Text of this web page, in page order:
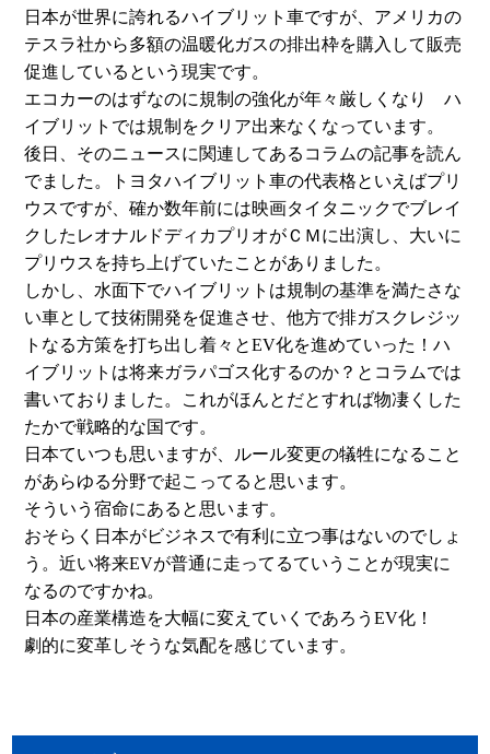
日本が世界に誇れるハイブリット車ですが、アメリカの
テスラ社から多額の温暖化ガスの排出枠を購入して販売
促進しているという現実です。
エコカーのはずなのに規制の強化が年々厳しくなり ハ
イブリットでは規制をクリア出来なくなっています。
後日、そのニュースに関連してあるコラムの記事を読ん
でました。トヨタハイブリット車の代表格といえばプリ
ウスですが、確か数年前には映画タイタニックでブレイ
クしたレオナルドディカプリオがＣＭに出演し、大いに
プリウスを持ち上げていたことがありました。
しかし、水面下でハイブリットは規制の基準を満たさな
い車として技術開発を促進させ、他方で排ガスクレジッ
トなる方策を打ち出し着々とEV化を進めていった！ハ
イブリットは将来ガラパゴス化するのか？とコラムでは
書いておりました。これがほんとだとすれば物凄くした
たかで戦略的な国です。
日本ていつも思いますが、ルール変更の犠牲になること
があらゆる分野で起こってると思います。
そういう宿命にあると思います。
おそらく日本がビジネスで有利に立つ事はないのでしょ
う。近い将来EVが普通に走ってるていうことが現実に
なるのですかね。
日本の産業構造を大幅に変えていくであろうEV化！
劇的に変革しそうな気配を感じています。